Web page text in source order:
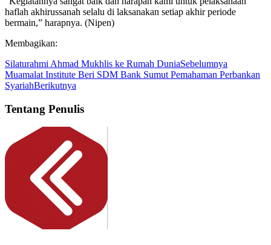
haflah akhirussanah selalu di laksanakan setiap akhir periode
bermain,” harapnya. (Nipen)
Membagikan:
Silaturahmi Ahmad Mukhlis ke Rumah DuniaSebelumnya
Muamalat Institute Beri SDM Bank Sumut Pemahaman Perbankan
SyariahBerikutnya
Tentang Penulis